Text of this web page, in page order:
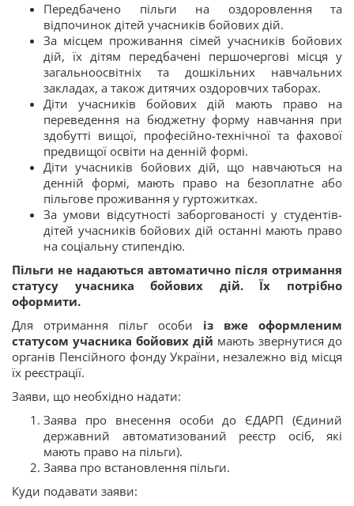
Передбачено пільги на оздоровлення та
відпочинок дітей учасників бойових дій.
За місцем проживання сімей учасників бойових
дій, їх дітям передбачені першочергові місця у
загальноосвітніх та дошкільних навчальних
закладах, а також дитячих оздоровчих таборах.
Діти учасників бойових дій мають право на
переведення на бюджетну форму навчання при
здобутті вищої, професійно-технічної та фахової
предвищої освіти на денній формі.
Діти учасників бойових дій, що навчаються на
денній формі, мають право на безоплатне або
пільгове проживання у гуртожитках.
За умови відсутності заборгованості у студентів-
дітей учасників бойових дій останні мають право
на соціальну стипендію.
Пільги не надаються автоматично після отримання
статусу учасника бойових дій. Їх потрібно
оформити.
Для отримання пільг особи із вже оформленим
статусом учасника бойових дій мають звернутися до
органів Пенсійного фонду України, незалежно від місця
їх реєстрації.
Заяви, що необхідно надати:
Заява про внесення особи до ЄДАРП (Єдиний
державний автоматизований реєстр осіб, які
мають право на пільги).
Заява про встановлення пільги.
Куди подавати заяви: